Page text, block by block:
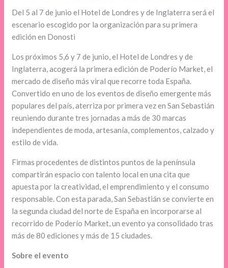
Del 5 al 7 de junio el Hotel de Londres y de Inglaterra será el
escenario escogido por la organización para su primera
edición en Donosti
Los próximos 5,6 y 7 de junio, el Hotel de Londres y de
Inglaterra, acogerá la primera edición de Poderío Market, el
mercado de diseño más viral que recorre toda España.
Convertido en uno de los eventos de diseño emergente más
populares del país, aterriza por primera vez en San Sebastián
reuniendo durante tres jornadas a más de 30 marcas
independientes de moda, artesanía, complementos, calzado y
estilo de vida.
Firmas procedentes de distintos puntos de la península
compartirán espacio con talento local en una cita que
apuesta por la creatividad, el emprendimiento y el consumo
responsable. Con esta parada, San Sebastián se convierte en
la segunda ciudad del norte de España en incorporarse al
recorrido de Poderío Market, un evento ya consolidado tras
más de 80 ediciones y más de 15 ciudades.
Sobre el evento